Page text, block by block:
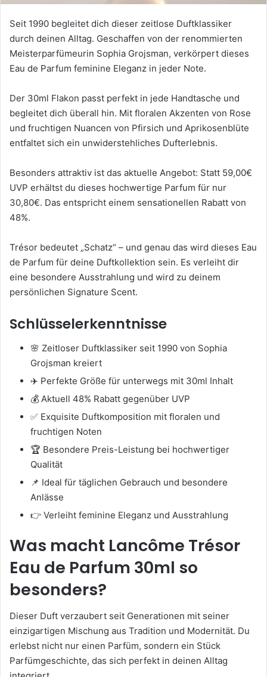
Seit 1990 begleitet dich dieser zeitlose Duftklassiker
durch deinen Alltag. Geschaffen von der renommierten
Meisterparfümeurin Sophia Grojsman, verkörpert dieses
Eau de Parfum feminine Eleganz in jeder Note.
Der 30ml Flakon passt perfekt in jede Handtasche und
begleitet dich überall hin. Mit floralen Akzenten von Rose
und fruchtigen Nuancen von Pfirsich und Aprikosenblüte
entfaltet sich ein unwiderstehliches Dufterlebnis.
Besonders attraktiv ist das aktuelle Angebot: Statt 59,00€
UVP erhältst du dieses hochwertige Parfum für nur
30,80€. Das entspricht einem sensationellen Rabatt von
48%.
Trésor bedeutet „Schatz“ – und genau das wird dieses Eau
de Parfum für deine Duftkollektion sein. Es verleiht dir
eine besondere Ausstrahlung und wird zu deinem
persönlichen Signature Scent.
Schlüsselerkenntnisse
🌸 Zeitloser Duftklassiker seit 1990 von Sophia
Grojsman kreiert
✈️ Perfekte Größe für unterwegs mit 30ml Inhalt
💰 Aktuell 48% Rabatt gegenüber UVP
✅ Exquisite Duftkomposition mit floralen und
fruchtigen Noten
🏆 Besondere Preis-Leistung bei hochwertiger
Qualität
📌 Ideal für täglichen Gebrauch und besondere
Anlässe
👉 Verleiht feminine Eleganz und Ausstrahlung
Was macht Lancôme Trésor
Eau de Parfum 30ml so
besonders?
Dieser Duft verzaubert seit Generationen mit seiner
einzigartigen Mischung aus Tradition und Modernität. Du
erlebst nicht nur einen Parfüm, sondern ein Stück
Parfümgeschichte, das sich perfekt in deinen Alltag